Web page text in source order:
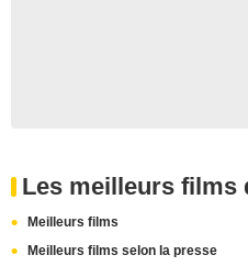
Les meilleurs films
Meilleurs films
Meilleurs films selon la presse